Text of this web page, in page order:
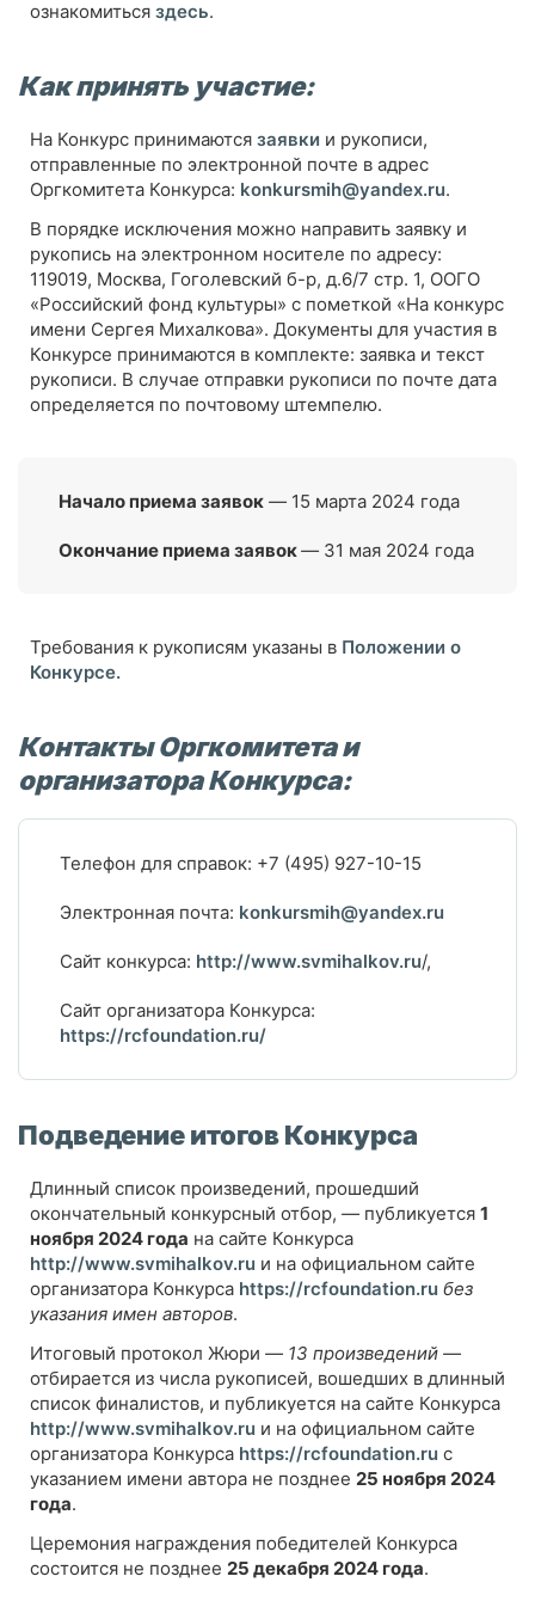
ознакомиться здесь.
Как принять участие:
На Конкурс принимаются заявки и рукописи,
отправленные по электронной почте в адрес
Оргкомитета Конкурса: konkursmih@yandex.ru.
В порядке исключения можно направить заявку и
рукопись на электронном носителе по адресу:
119019, Москва, Гоголевский б-р, д.6/7 стр. 1, ООГО
«Российский фонд культуры» с пометкой «На конкурс
имени Сергея Михалкова». Документы для участия в
Конкурсе принимаются в комплекте: заявка и текст
рукописи. В случае отправки рукописи по почте дата
определяется по почтовому штемпелю.
Начало приема заявок — 15 марта 2024 года
Окончание приема заявок— 31 мая 2024 года
Требования к рукописям указаны в Положении о
Конкурсе.
Контакты Оргкомитета и
организатора Конкурса:
Телефон для справок: +7 (495) 927-10-15
Электронная почта: konkursmih@yandex.ru
Сайт конкурса: http://www.svmihalkov.ru/,
Сайт организатора Конкурса:
https://rcfoundation.ru/
Подведение итогов Конкурса
Длинный список произведений, прошедший
окончательный конкурсный отбор, — публикуется 1
ноября 2024 года на сайте Конкурса
http://www.svmihalkov.ru и на официальном сайте
организатора Конкурса https://rcfoundation.ru без
указания имен авторов.
Итоговый протокол Жюри — 13 произведений —
отбирается из числа рукописей, вошедших в длинный
список финалистов, и публикуется на сайте Конкурса
http://www.svmihalkov.ru и на официальном сайте
организатора Конкурса https://rcfoundation.ru с
указанием имени автора не позднее 25 ноября 2024
года.
Церемония награждения победителей Конкурса
состоится не позднее 25 декабря 2024 года.